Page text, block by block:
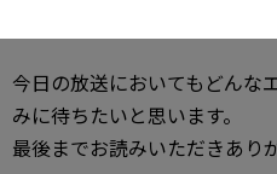
今日の放送においてもどんな
みに待ちたいと思います。
最後までお読みいただきあり